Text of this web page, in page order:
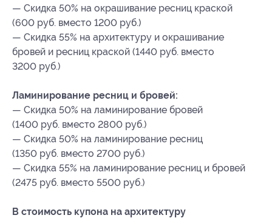
— Скидка 50% на окрашивание ресниц краской
(600 руб. вместо 1200 руб.)
— Скидка 55% на архитектуру и окрашивание
бровей и ресниц краской (1440 руб. вместо
3200 руб.)
Ламинирование ресниц и бровей:
— Скидка 50% на ламинирование бровей
(1400 руб. вместо 2800 руб.)
— Скидка 50% на ламинирование ресниц
(1350 руб. вместо 2700 руб.)
— Скидка 55% на ламинирование ресниц и бровей
(2475 руб. вместо 5500 руб.)
В стоимость купона на архитектуру